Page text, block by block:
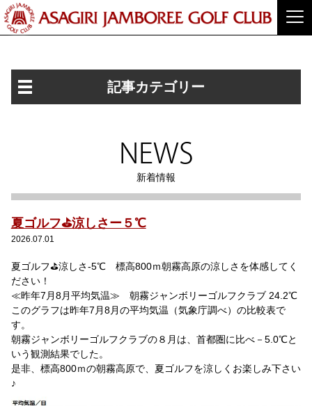
記事カテゴリー
NEWS
新着情報
夏ゴルフ⛳涼しさー５℃
2026.07.01
夏ゴルフ⛳涼しさ-5℃ 標高800ｍ朝霧高原の涼しさを体感してく
ださい！
≪昨年7月8月平均気温≫ 朝霧ジャンボリーゴルフクラブ 24.2℃
このグラフは昨年7月8月の平均気温（気象庁調べ）の比較表で
す。
朝霧ジャンボリーゴルフクラブの８月は、首都圏に比べ－5.0℃と
いう観測結果でした。
是非、標高800ｍの朝霧高原で、夏ゴルフを涼しくお楽しみ下さい
♪